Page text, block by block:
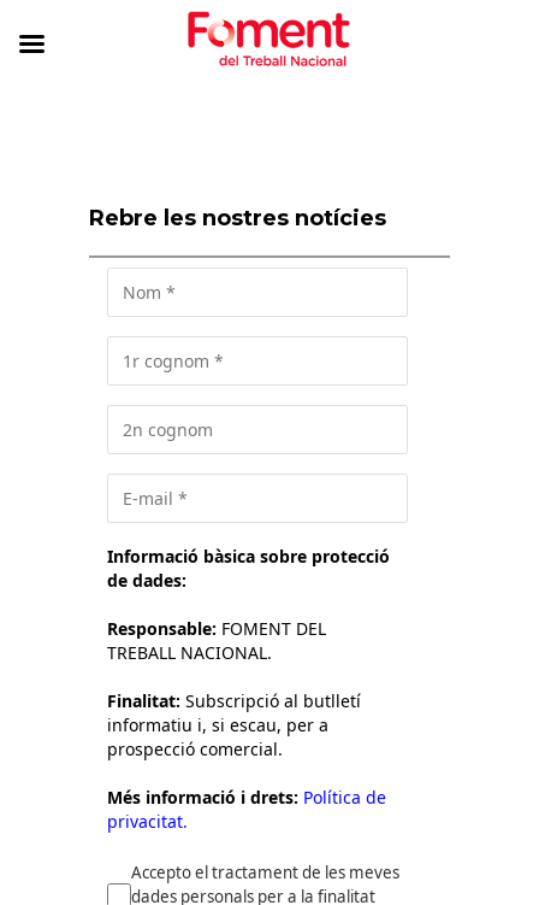
Rebre les nostres notícies
Informació bàsica sobre protecció
de dades:
Responsable: FOMENT DEL
TREBALL NACIONAL.
Finalitat: Subscripció al butlletí
informatiu i, si escau, per a
prospecció comercial.
Més informació i drets: Política de
privacitat.
Accepto el tractament de les meves
dades personals per a la finalitat